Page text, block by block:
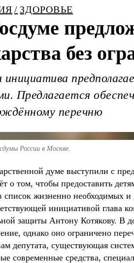
ЗДОРОВЬЕ
без
инициатива
Предлагается
перечню
России в Москве.
думе выступили с
о том, чтобы предоставить
список жизненно необходимых
инициативой глава
защиты Антону Котякову. В
однако оно ограничено
депутата, существующая
современные средства,